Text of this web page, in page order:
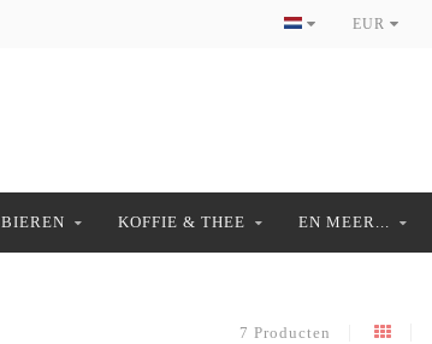
EUR
BIEREN KOFFIE & THEE EN MEER...
7 Producten